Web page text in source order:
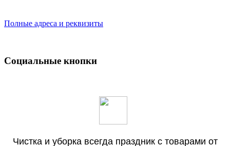
Полные адреса и реквизиты
Социальные кнопки
Чистка и уборка всегда праздник с товарами от